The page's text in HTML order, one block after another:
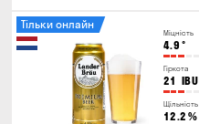
Міцність
4.9 °
Гіркота
21 IBU
Щільність
12.2 %
Тільки онлайн